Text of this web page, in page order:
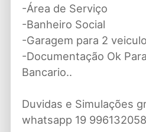
-Área de Serviço
-Banheiro Social
-Garagem para 2
-Documentação Ok
Bancario..
Duvidas e Simulações
whatsapp 19 996132058